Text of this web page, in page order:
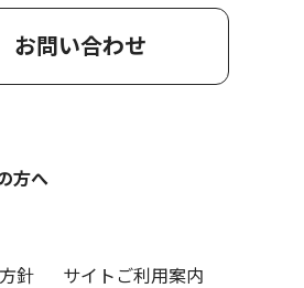
お問い合わせ
方へ
針
サイトご利用案内